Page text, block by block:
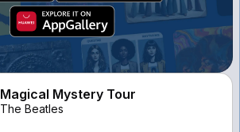
Magical Mystery Tour
The Beatles